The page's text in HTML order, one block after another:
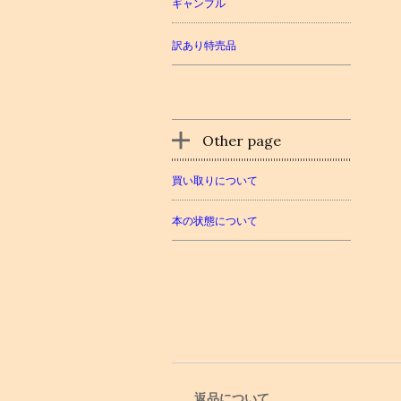
ギャンブル
訳あり特売品
Other page
買い取りについて
本の状態について